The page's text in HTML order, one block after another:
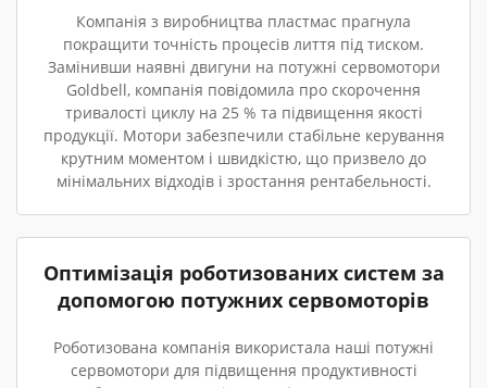
Компанія з виробництва пластмас прагнула
покращити точність процесів лиття під тиском.
Замінивши наявні двигуни на потужні сервомотори
Goldbell, компанія повідомила про скорочення
тривалості циклу на 25 % та підвищення якості
продукції. Мотори забезпечили стабільне керування
крутним моментом і швидкістю, що призвело до
мінімальних відходів і зростання рентабельності.
Оптимізація роботизованих систем за
допомогою потужних сервомоторів
Роботизована компанія використала наші потужні
сервомотори для підвищення продуктивності